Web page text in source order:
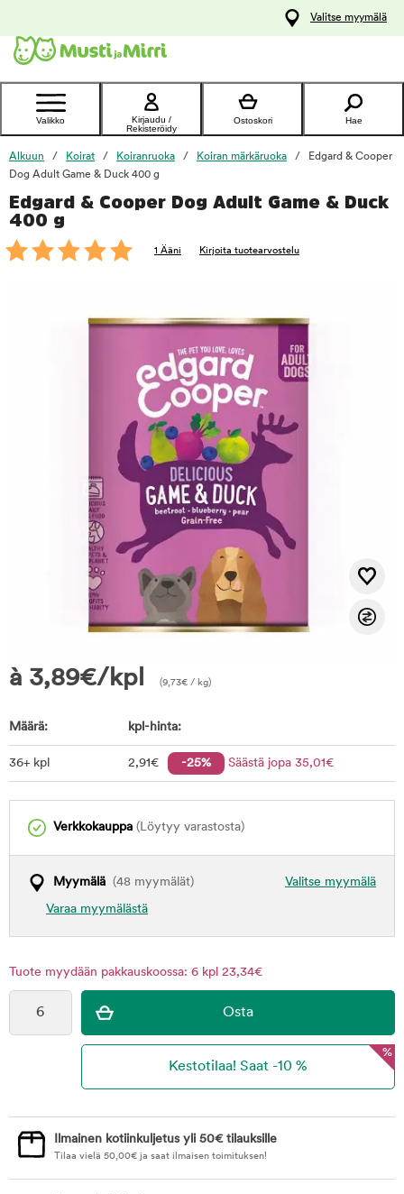
Ota yhteyttä
asiakaspalveluun
Valitse myymälä
Valikko
Kirjaudu /
Rekisteröidy
Ostoskori Hae
Alkuun Koirat Koiranruoka Koiran märkäruoka
Edgard & Cooper
Dog Adult Game & Duck 400 g
Edgard & Cooper Dog Adult Game & Duck
400 g
1 Ääni Kirjoita tuotearvostelu
à 3,89€/kpl (9,73€ / kg)
Määrä: kpl-hinta:
36+ kpl 2,91€ -25% Säästä jopa 35,01€
Verkkokauppa (Löytyy varastosta)
Valitse myymälä
Myymälä (48 myymälät)
Varaa myymälästä
Tuote myydään pakkauskoossa: 6 kpl 23,34€
foo
%
Ilmainen kotiinkuljetus yli 50€ tilauksille
Tilaa vielä 50,00€ ja saat ilmaisen toimituksen!